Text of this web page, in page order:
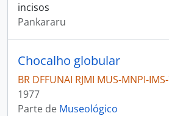
incisos
Pankararu
Chocalho globular
BR DFFUNAI RJMI MUS-MNPI-
1977
Parte de Museológico